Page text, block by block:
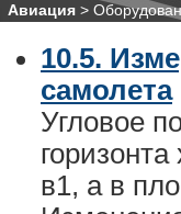
Авиация >
10.5.
самолета
Угловое
в1, а в